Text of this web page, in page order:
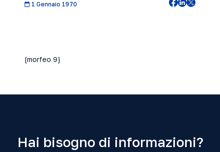
1 Gennaio 1970
{morfeo 9}
Hai bisogno di informazioni?